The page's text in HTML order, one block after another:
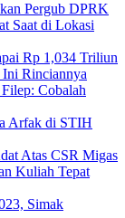
Pergub DPRK
Saat di Lokasi
Rp 1,034 Triliun
Rinciannya
Cobalah
Arfak di STIH
Atas CSR Migas
Kuliah Tepat
Simak